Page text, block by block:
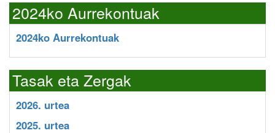
2024ko Aurrekontuak
2024ko Aurrekontuak
Tasak eta Zergak
2026. urtea
2025. urtea